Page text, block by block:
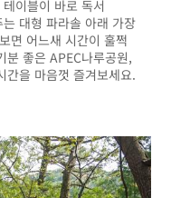
이블이 바로 독서
대형 파라솔 아래 가장
면 어느새 시간이 훌쩍
분 좋은 APEC나루공원,
간을 마음껏 즐겨보세요.